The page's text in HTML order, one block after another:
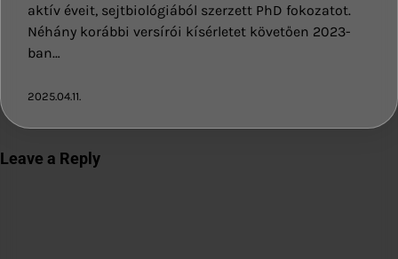
aktív éveit, sejtbiológiából szerzett PhD fokozatot.
Néhány korábbi versírói kísérletet követően 2023-
ban…
2025.04.11.
Leave a Reply